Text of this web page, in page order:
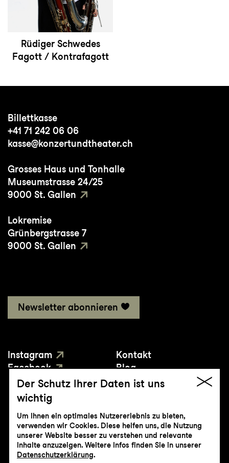
Rüdiger Schwedes
Fagott / Kontrafagott
Billettkasse
+41 71 242 06 06
kasse@konzertundtheater.ch
Grosses Haus und Tonhalle
Museumstrasse 24/25
9000 St. Gallen
Lokremise
Grünbergstrasse 7
9000 St. Gallen
Newsletter abonnieren
Instagram
Facebook
YouTube
Kontakt
Blog
Presse
© Genossenschaft Konzert und Theater
Der Schutz Ihrer Daten ist uns
wichtig
Um Ihnen ein optimales Nutzererlebnis zu bieten,
verwenden wir Cookies. Diese helfen uns, die Nutzung
unserer Website besser zu verstehen und relevante
Inhalte anzuzeigen. Weitere Infos finden Sie in unserer
Datenschutzerklärung.